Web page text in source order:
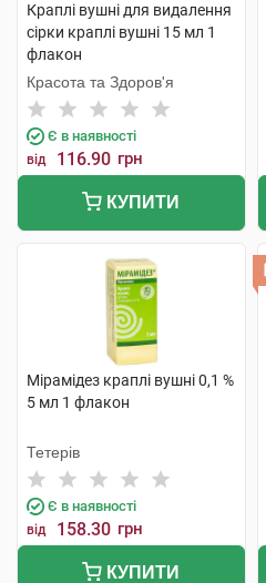
Краплі вушні для видалення
сірки краплі вушні 15 мл 1
флакон
Красота та Здоров'я
Є в наявності
від 116.90 грн
КУПИТИ
Мірамідез краплі вушні 0,1 %
5 мл 1 флакон
Тетерів
Є в наявності
від 158.30 грн
КУПИТИ